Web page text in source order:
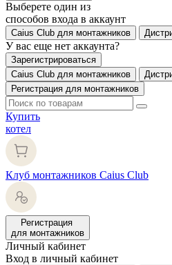
Выберете один из
способов входа в аккаунт
Caius Club для монтажников
У вас еще нет аккаунта?
Зарегистрироваться
Caius Club для монтажников
Регистрация для монтажников
Купить
котел
Клуб монтажников Caius Club
Регистрация
для монтажников
Личный кабинет
Вход в личный кабинет